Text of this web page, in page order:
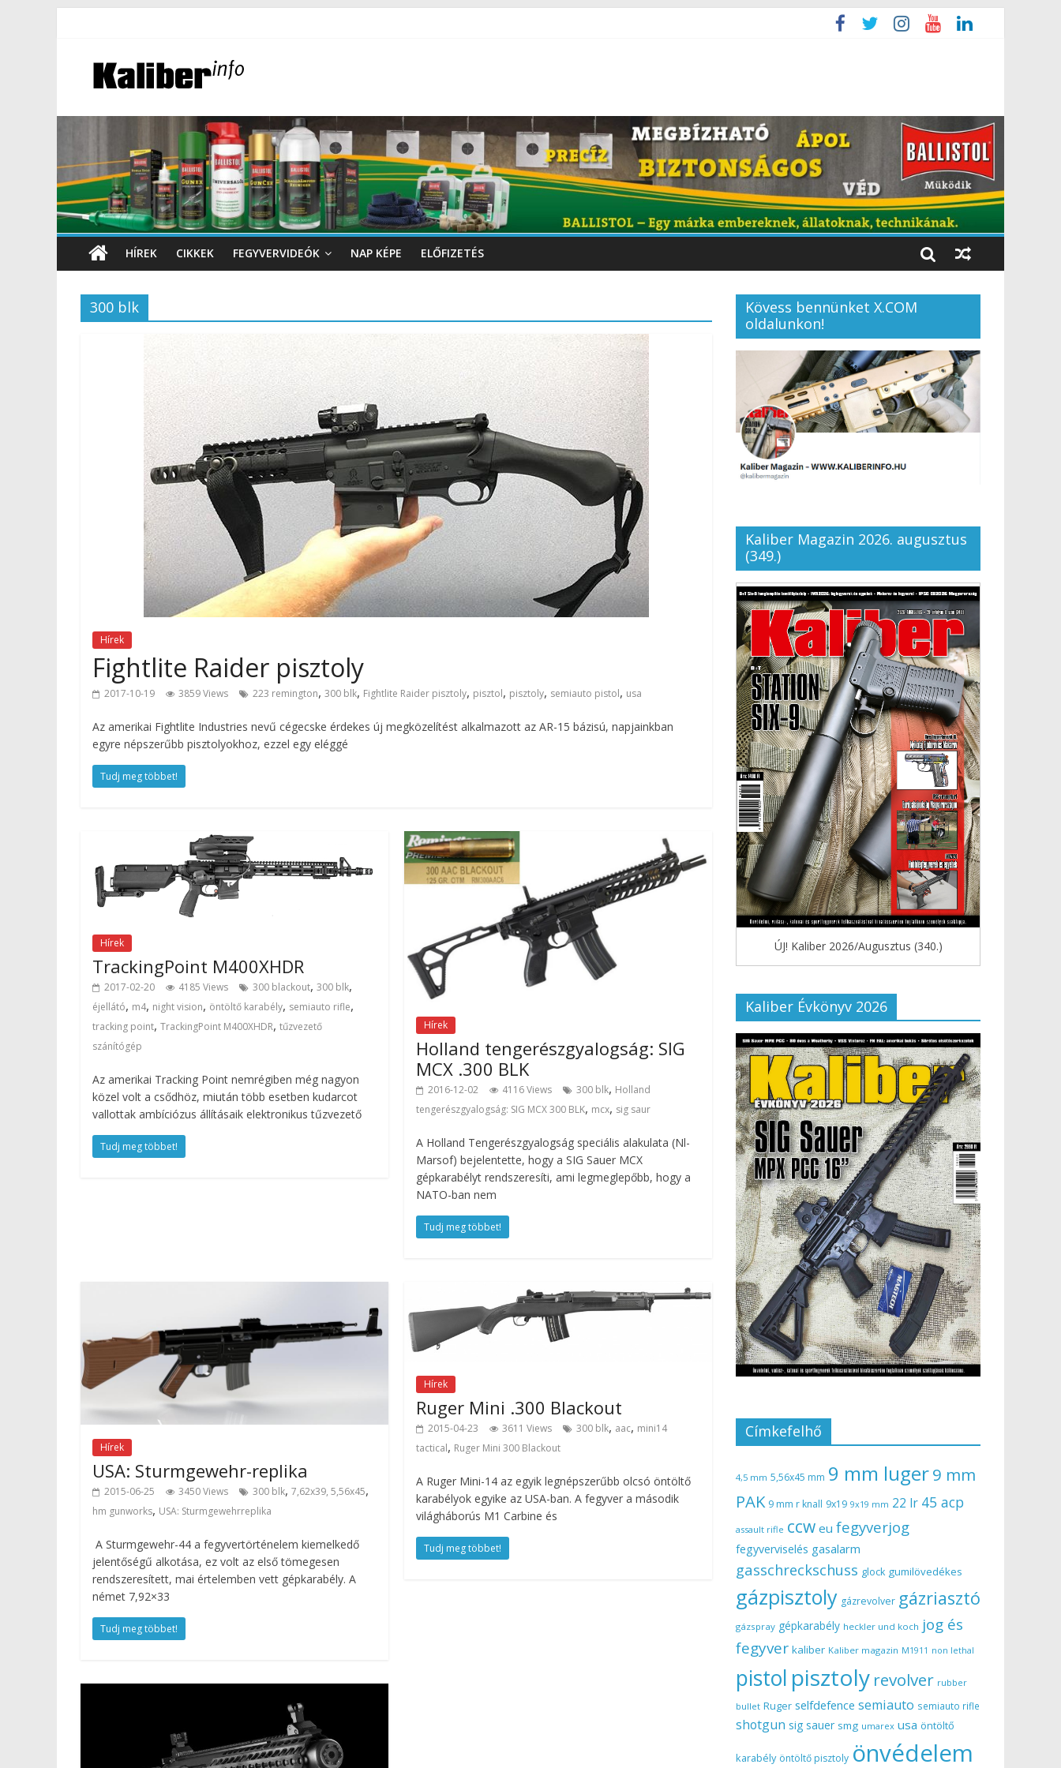
HÍREK CIKKEK FEGYVERVIDEÓK NAP KÉPE ELŐFIZETÉS
300 blk
Hírek
Fightlite Raider pisztoly
2017-10-19 3859 Views 223 remington, 300 blk, Fightlite Raider pisztoly, pisztol, pisztoly, semiauto pistol, usa
Az amerikai Fightlite Industries nevű cégecske érdekes új megközelítést alkalmazott az AR-15 bázisú, napjainkban
egyre népszerűbb pisztolyokhoz, ezzel egy eléggé
Tudj meg többet!
Hírek
TrackingPoint M400XHDR
2017-02-20 4185 Views 300 blackout, 300 blk,
éjellátó, m4, night vision, öntöltő karabély, semiauto rifle,
tracking point, TrackingPoint M400XHDR, tűzvezető
szánítógép
Az amerikai Tracking Point nemrégiben még nagyon
közel volt a csődhöz, miután több esetben kudarcot
vallottak ambíciózus állításaik elektronikus tűzvezető
Tudj meg többet!
Hírek
Holland tengerészgyalogság: SIG
MCX .300 BLK
2016-12-02 4116 Views 300 blk, Holland
tengerészgyalogság: SIG MCX 300 BLK, mcx, sig saur
A Holland Tengerészgyalogság speciális alakulata (Nl-
Marsof) bejelentette, hogy a SIG Sauer MCX
gépkarabélyt rendszeresíti, ami legmeglepőbb, hogy a
NATO-ban nem
Tudj meg többet!
Hírek
USA: Sturmgewehr-replika
2015-06-25 3450 Views 300 blk, 7,62x39, 5,56x45,
hm gunworks, USA: Sturmgewehrreplika
A Sturmgewehr-44 a fegyvertörténelem kiemelkedő
jelentőségű alkotása, ez volt az első tömegesen
rendszeresített, mai értelemben vett gépkarabély. A
német 7,92×33
Tudj meg többet!
Hírek
Ruger Mini .300 Blackout
2015-04-23 3611 Views 300 blk, aac, mini14
tactical, Ruger Mini 300 Blackout
A Ruger Mini-14 az egyik legnépszerűbb olcsó öntöltő
karabélyok egyike az USA-ban. A fegyver a második
világháborús M1 Carbine és
Tudj meg többet!
Kövess bennünket X.COM
oldalunkon!
Kaliber Magazin 2026. augusztus
(349.)
ÚJ! Kaliber 2026/Augusztus (340.)
Kaliber Évkönyv 2026
Címkefelhő
4,5 mm 5,56x45 mm 9 mm luger9 mm
PAK 9 mm r knall 9x19 9x19 mm 22 lr 45 acp
assault rifle ccw eu fegyverjog
fegyverviselés gasalarm
gasschreckschuss glock gumilövedékes
gázpisztoly gázrevolver gázriasztó
gázspray gépkarabély heckler und koch jog és
fegyver kaliber Kaliber magazin M1911 non lethal
pistol pisztoly revolver rubber
bullet Ruger selfdefence semiauto semiauto rifle
shotgun sig sauer smg umarex usa öntöltő
karabély öntöltő pisztoly önvédelem